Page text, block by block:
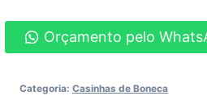
Orçamento pelo
Categoria: Casinhas de Boneca